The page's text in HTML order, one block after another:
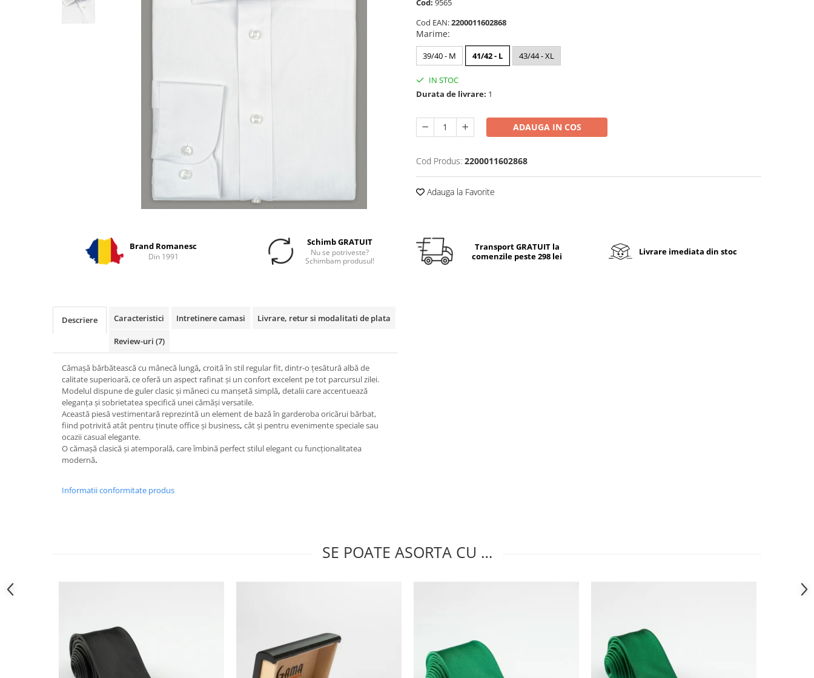
Cod: 9565
Cod EAN:2200011602868
Marime:
39/40 - M 41/42 - L 43/44 - XL
IN STOC
Durata de livrare: 1
ADAUGA IN COS
Cod Produs: 2200011602868
Adauga la Favorite
Brand Romanesc
Din 1991
Schimb GRATUIT
Nu se potriveste?
Schimbam produsul!
Transport GRATUIT la
comenzile peste 298 lei
Livrare imediata din stoc
Descriere Caracteristici Intretinere camasi Livrare, retur si modalitati de plata
Review-uri (7)
Cămașă bărbătească cu mânecă lungă, croită în stil regular fit, dintr-o țesătură albă de
calitate superioară, ce oferă un aspect rafinat și un confort excelent pe tot parcursul zilei.
Modelul dispune deguler clasicși mâneci cu manșetă simplă, detalii care accentuează
eleganța și sobrietatea specifică unei cămăși versatile.
Această piesă vestimentară reprezintă un element de bază în garderoba oricărui bărbat,
fiind potrivită atât pentru ținute office și business, cât și pentru evenimente specialesau
ocazii casual elegante.
Ocămașă clasică și atemporală, care îmbină perfectstilul elegantcu funcționalitatea
modernă.
Informatii conformitate produs
SE POATE ASORTA CU …